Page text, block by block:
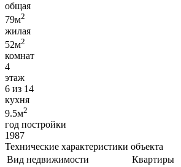
общая
79м2
жилая
52м2
комнат
4
этаж
6 из 14
кухня
9.5м2
год постройки
1987
Технические характеристики объекта
Вид недвижимости
Квартиры